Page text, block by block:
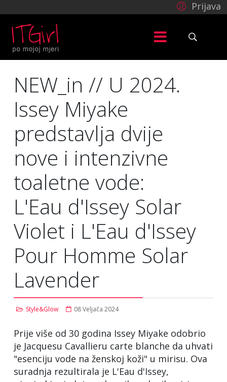
Prijava
NEW_in // U 2024.
Issey Miyake
predstavlja dvije
nove i intenzivne
toaletne vode:
L'Eau d'Issey Solar
Violet i L'Eau d'Issey
Pour Homme Solar
Lavender
Style&Glow 08 Veljača 2024
Prije više od 30 godina Issey Miyake odobrio
je Jacquesu Cavallieru carte blanche da uhvati
"esenciju vode na ženskoj koži" u mirisu. Ova
suradnja rezultirala je L'Eau d'Issey,